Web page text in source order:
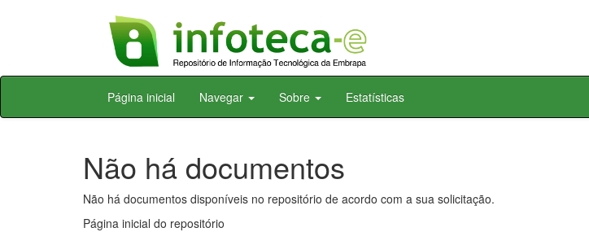
Skip
Página inicial Navegar Sobre Estatísticas
Não há documentos
Não há documentos disponíveis no repositório de acordo com a sua solicitação.
Página inicial do repositório